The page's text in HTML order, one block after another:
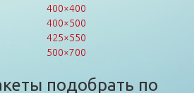
400×400
400×500
425×550
500×700
подобрать по